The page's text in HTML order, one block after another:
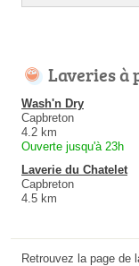
Laveries à
Wash'n Dry
Capbreton
4.2 km
Ouverte jusqu'à 23h
Laverie du Chatelet
Capbreton
4.5 km
Retrouvez la page de